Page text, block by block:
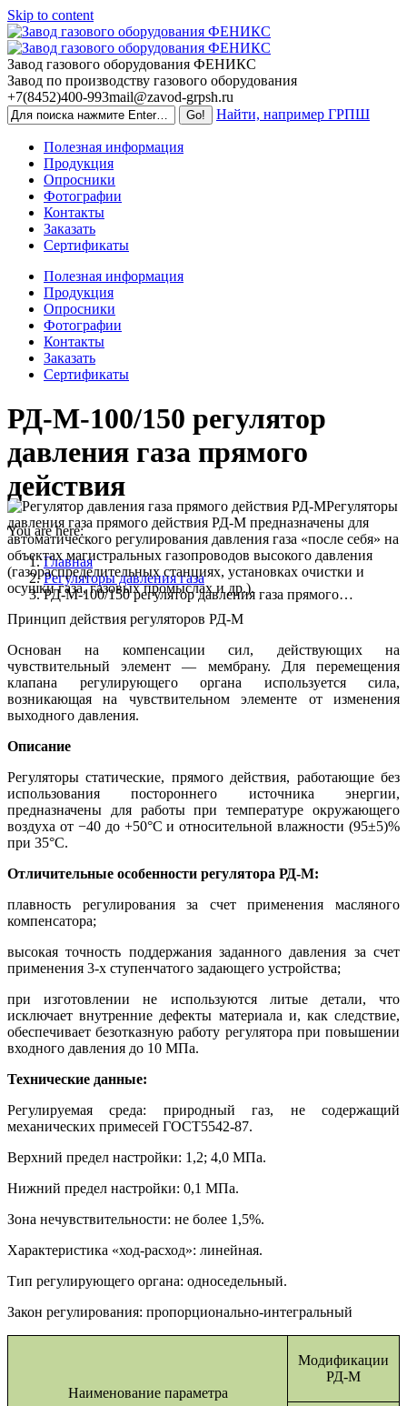
Skip to content
Завод газового оборудования ФЕНИКС
Завод по производству газового оборудования
+7(8452)400-993mail@zavod-grpsh.ru
Найти, например ГРПШ
Полезная информация
Продукция
Опросники
Фотографии
Контакты
Заказать
Сертификаты
Полезная информация
Продукция
Опросники
Фотографии
Контакты
Заказать
Сертификаты
РД-М-100/150 регулятор
давления газа прямого
действия
You are here:
Главная
Регуляторы давления газа
РД-М-100/150 регулятор давления газа прямого…
Регуляторы
давления газа прямого действия РД-М предназначены для
автоматического регулирования давления газа «после себя» на
объектах магистральных газопроводов высокого давления
(газораспределительных станциях, установках очистки и
осушки газа, газовых промыслах и др.).
Принцип действия регуляторов РД-М
Основан на компенсации сил, действующих на
чувствительный элемент — мембрану. Для перемещения
клапана регулирующего органа используется сила,
возникающая на чувствительном элементе от изменения
выходного давления.
Описание
Регуляторы статические, прямого действия, работающие без
использования постороннего источника энергии,
предназначены для работы при температуре окружающего
воздуха от −40 до +50°С и относительной влажности (95±5)%
при 35°С.
Отличительные особенности регулятора РД-М:
плавность регулирования за счет применения масляного
компенсатора;
высокая точность поддержания заданного давления за счет
применения 3-х ступенчатого задающего устройства;
при изготовлении не используются литые детали, что
исключает внутренние дефекты материала и, как следствие,
обеспечивает безотказную работу регулятора при повышении
входного давления до 10 МПа.
Технические данные:
Регулируемая среда: природный газ, не содержащий
механических примесей ГОСТ5542-87.
Верхний предел настройки: 1,2; 4,0 МПа.
Нижний предел настройки: 0,1 МПа.
Зона нечувствительности: не более 1,5%.
Характеристика «ход-расход»: линейная.
Тип регулирующего органа: односедельный.
Закон регулирования: пропорционально-интегральный
Наименование параметра
Модификации
РД-М